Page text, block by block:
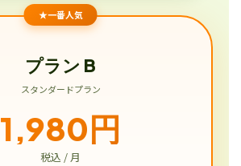
★一番人気
プラン B
スタンダードプラン
1,980円
税込 / 月